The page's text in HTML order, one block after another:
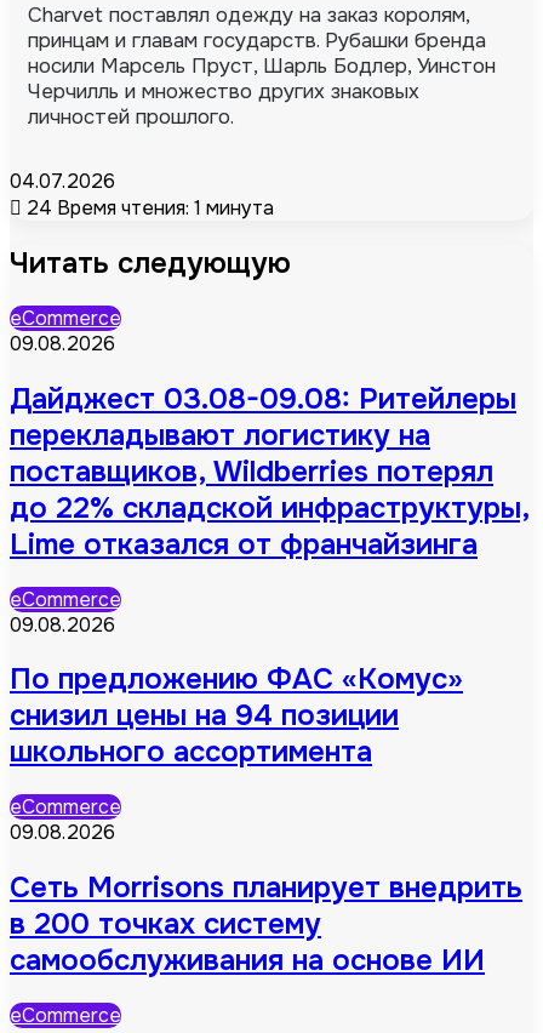
Charvet поставлял одежду на заказ королям,
принцам и главам государств. Рубашки бренда
носили Марсель Пруст, Шарль Бодлер, Уинстон
Черчилль и множество других знаковых
личностей прошлого.
04.07.2026
24 Время чтения: 1 минута
Читать следующую
eCommerce
09.08.2026
Дайджест 03.08-09.08: Ритейлеры
перекладывают логистику на
поставщиков, Wildberries потерял
до 22% складской инфраструктуры,
Lime отказался от франчайзинга
eCommerce
09.08.2026
По предложению ФАС «Комус»
снизил цены на 94 позиции
школьного ассортимента
eCommerce
09.08.2026
Сеть Morrisons планирует внедрить
в 200 точках систему
самообслуживания на основе ИИ
eCommerce